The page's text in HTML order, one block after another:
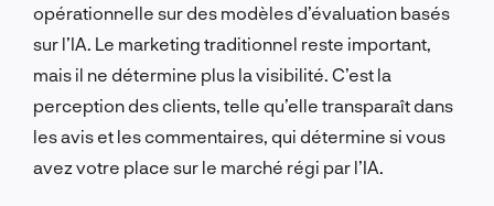
opérationnelle sur des modèles d’évaluation basés
sur l’IA. Le marketing traditionnel reste important,
mais il ne détermine plus la visibilité. C’est la
perception des clients, telle qu’elle transparaît dans
les avis et les commentaires, qui détermine si vous
avez votre place sur le marché régi par l’IA.